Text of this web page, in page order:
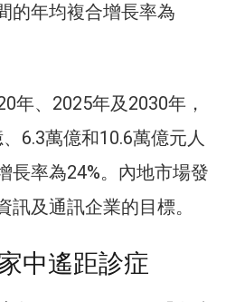
的年均複合增長率為
年、2025年及2030年，
6.3萬億和10.6萬億元人
長率為24%。內地市場發
訊及通訊企業的目標。
中遙距診症